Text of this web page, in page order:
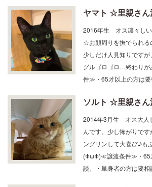
ヤマト ☆里親さ
2016年生 オス凛々し
☆お顔周りを撫でられる
少しだけ人見知りです
グルゴロゴロ…終わり
件≫・65才以上の方は
ソルト ☆里親さ
2014年3月生 オス大人
んです。少し怖がりで
ングリンして大喜び♪も
(ΦωΦ)≪譲渡条件≫・65
談。・単身者の方は要